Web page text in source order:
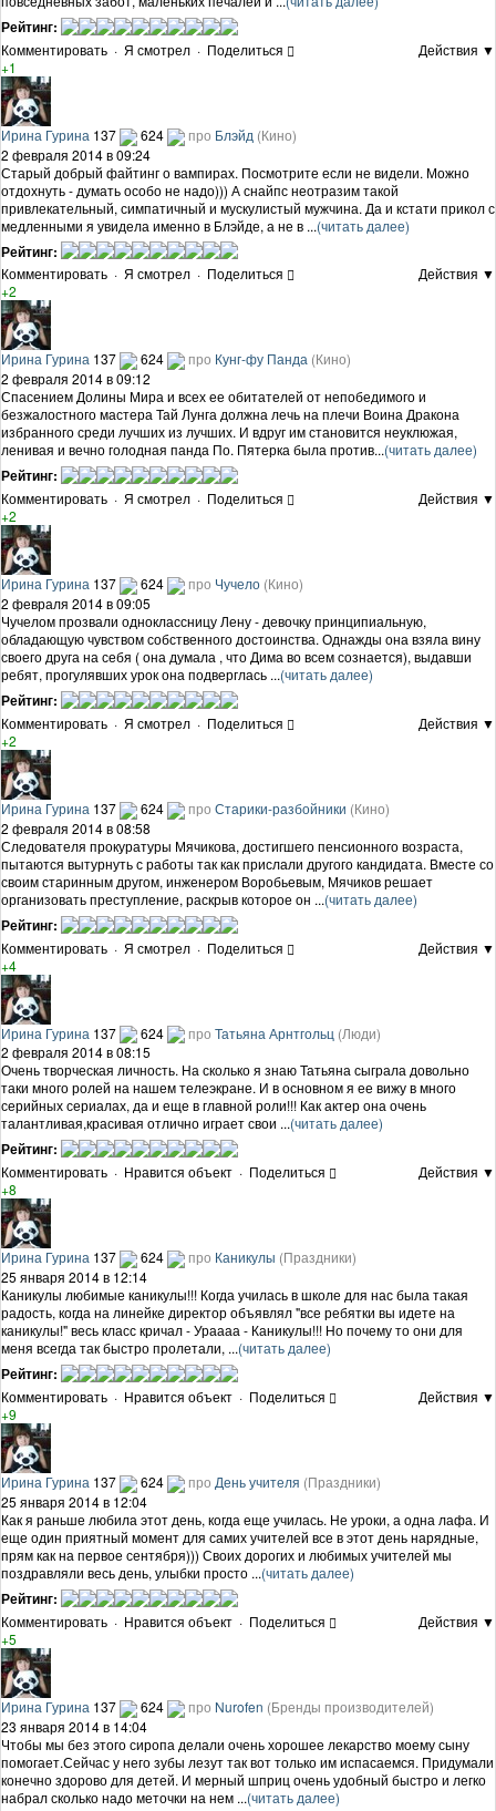
Рейтинг:
Комментировать · Я смотрел · Поделиться
Действия ▼
+1
Ирина Гурина 137 624 про Блэйд (Кино)
2 февраля 2014 в 09:24
Старый добрый файтинг о вампирах. Посмотрите если не видели. Можно
отдохнуть - думать особо не надо))) А снайпс неотразим такой
привлекательный, симпатичный и мускулистый мужчина. Да и кстати прикол с
медленными я увидела именно в Блэйде, а не в ...(читать далее)
Рейтинг:
Комментировать · Я смотрел · Поделиться
Действия ▼
+2
Ирина Гурина 137 624 про Кунг-фу Панда (Кино)
2 февраля 2014 в 09:12
Спасением Долины Мира и всех ее обитателей от непобедимого и
безжалостного мастера Тай Лунга должна лечь на плечи Воина Дракона
избранного среди лучших из лучших. И вдруг им становится неуклюжая,
ленивая и вечно голодная панда По. Пятерка была против...(читать далее)
Рейтинг:
Комментировать · Я смотрел · Поделиться
Действия ▼
+2
Ирина Гурина 137 624 про Чучело (Кино)
2 февраля 2014 в 09:05
Чучелом прозвали одноклассницу Лену - девочку принципиальную,
обладающую чувством собственного достоинства. Однажды она взяла вину
своего друга на себя ( она думала , что Дима во всем сознается), выдавши
ребят, прогулявших урок она подверглась ...(читать далее)
Рейтинг:
Комментировать · Я смотрел · Поделиться
Действия ▼
+2
Ирина Гурина 137 624 про Старики-разбойники (Кино)
2 февраля 2014 в 08:58
Следователя прокуратуры Мячикова, достигшего пенсионного возраста,
пытаются вытурнуть с работы так как прислали другого кандидата. Вместе со
своим старинным другом, инженером Воробьевым, Мячиков решает
организовать преступление, раскрыв которое он ...(читать далее)
Рейтинг:
Комментировать · Я смотрел · Поделиться
Действия ▼
+4
Ирина Гурина 137 624 про Татьяна Арнтгольц (Люди)
2 февраля 2014 в 08:15
Очень творческая личность. На сколько я знаю Татьяна сыграла довольно
таки много ролей на нашем телеэкране. И в основном я ее вижу в много
серийных сериалах, да и еще в главной роли!!! Как актер она очень
талантливая,красивая отлично играет свои ...(читать далее)
Рейтинг:
Комментировать · Нравится объект · Поделиться
Действия ▼
+8
Ирина Гурина 137 624 про Каникулы (Праздники)
25 января 2014 в 12:14
Каникулы любимые каникулы!!! Когда училась в школе для нас была такая
радость, когда на линейке директор объявлял "все ребятки вы идете на
каникулы!" весь класс кричал - Ураааа - Каникулы!!! Но почему то они для
меня всегда так быстро пролетали, ...(читать далее)
Рейтинг:
Комментировать · Нравится объект · Поделиться
Действия ▼
+9
Ирина Гурина 137 624 про День учителя (Праздники)
25 января 2014 в 12:04
Как я раньше любила этот день, когда еще училась. Не уроки, а одна лафа. И
еще один приятный момент для самих учителей все в этот день нарядные,
прям как на первое сентября))) Своих дорогих и любимых учителей мы
поздравляли весь день, улыбки просто ...(читать далее)
Рейтинг:
Комментировать · Нравится объект · Поделиться
Действия ▼
+5
Ирина Гурина 137 624 про Nurofen (Бренды производителей)
23 января 2014 в 14:04
Чтобы мы без этого сиропа делали очень хорошее лекарство моему сыну
помогает.Сейчас у него зубы лезут так вот только им испасаемся. Придумали
конечно здорово для детей. И мерный шприц очень удобный быстро и легко
набрал сколько надо меточки на нем ...(читать далее)